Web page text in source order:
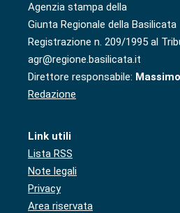
Agenzia stampa della
Giunta Regionale della Basilicata
Registrazione n. 209/1995 al
agr@regione.basilicata.it
Direttore responsabile:
Redazione
Link utili
Lista RSS
Note legali
Privacy
Area riservata